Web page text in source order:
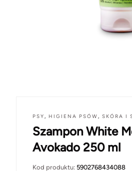
PSY, HIGIENA PSÓW, SKÓRA I
Szampon White
Avokado 250 ml
Kod produktu: 5902768434088